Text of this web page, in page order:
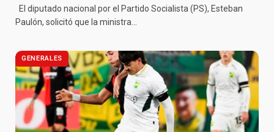
El diputado nacional por el Partido Socialista (PS), Esteban
Paulón, solicitó que la ministra…
GENERALES